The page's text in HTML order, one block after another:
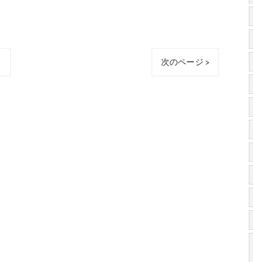
次のページ >